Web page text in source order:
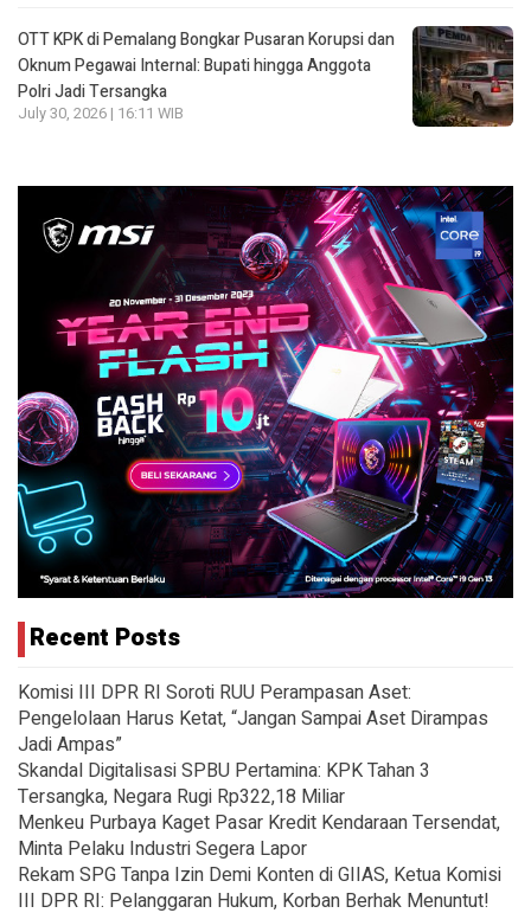
OTT KPK di Pemalang Bongkar Pusaran Korupsi dan
Oknum Pegawai Internal: Bupati hingga Anggota
Polri Jadi Tersangka
July 30, 2026 | 16:11 WIB
Recent Posts
Komisi III DPR RI Soroti RUU Perampasan Aset:
Pengelolaan Harus Ketat, “Jangan Sampai Aset Dirampas
Jadi Ampas”
Skandal Digitalisasi SPBU Pertamina: KPK Tahan 3
Tersangka, Negara Rugi Rp322,18 Miliar
Menkeu Purbaya Kaget Pasar Kredit Kendaraan Tersendat,
Minta Pelaku Industri Segera Lapor
Rekam SPG Tanpa Izin Demi Konten di GIIAS, Ketua Komisi
III DPR RI: Pelanggaran Hukum, Korban Berhak Menuntut!